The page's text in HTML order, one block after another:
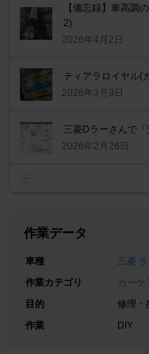
【備忘録】車高
2)
2026年4月2日
ティアラロイヤル
2026年3月9日
三菱Dラーさんで
2026年2月26日
作業データ
車種
三菱
作業カテゴリ
カーケ
目的
修理・
作業
DIY